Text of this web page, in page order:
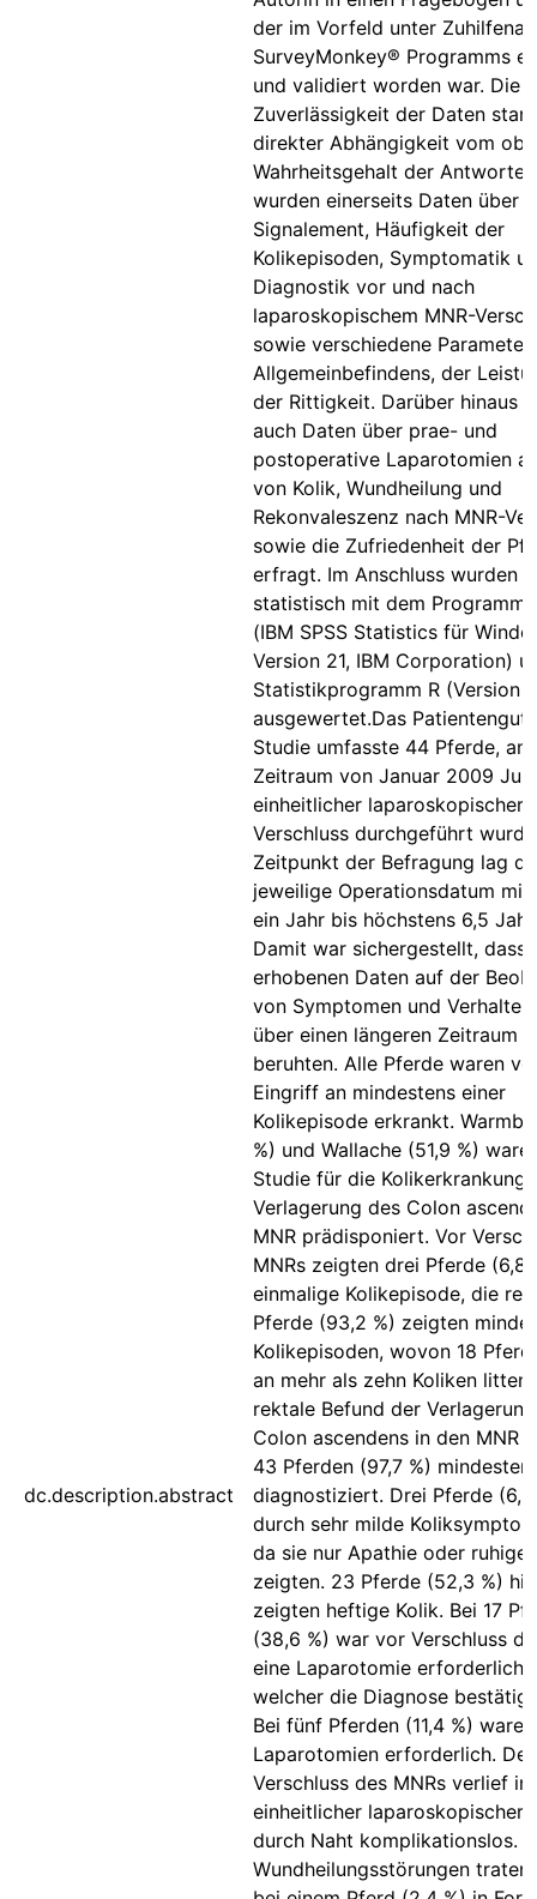
dc.description.abstract
der im Vorfeld unter
SurveyMonkey® Programms
und validiert worden war. Die
Zuverlässigkeit der Daten
direkter Abhängigkeit vom
Wahrheitsgehalt der
wurden einerseits Daten über
Signalement, Häufigkeit der
Kolikepisoden, Symptomatik
Diagnostik vor und nach
laparoskopischem MNR-
sowie verschiedene Parameter
Allgemeinbefindens, der
der Rittigkeit. Darüber hinaus
auch Daten über prae- und
postoperative Laparotomien
von Kolik, Wundheilung und
Rekonvaleszenz nach MNR-
sowie die Zufriedenheit der
erfragt. Im Anschluss wurden
statistisch mit dem Programm
(IBM SPSS Statistics für
Version 21, IBM Corporation)
Statistikprogramm R (Version
ausgewertet.Das Patientengut
Studie umfasste 44 Pferde, an
Zeitraum von Januar 2009
einheitlicher laparoskopischer
Verschluss durchgeführt
Zeitpunkt der Befragung lag
jeweilige Operationsdatum
ein Jahr bis höchstens 6,5
Damit war sichergestellt, dass
erhobenen Daten auf der
von Symptomen und
über einen längeren Zeitraum
beruhten. Alle Pferde waren
Eingriff an mindestens einer
Kolikepisode erkrankt.
%) und Wallache (51,9 %)
Studie für die Kolikerkrankung
Verlagerung des Colon
MNR prädisponiert. Vor
MNRs zeigten drei Pferde (6,8
einmalige Kolikepisode, die
Pferde (93,2 %) zeigten
Kolikepisoden, wovon 18
an mehr als zehn Koliken
rektale Befund der
Colon ascendens in den MNR
43 Pferden (97,7 %)
diagnostiziert. Drei Pferde
durch sehr milde
da sie nur Apathie oder
zeigten. 23 Pferde (52,3 %)
zeigten heftige Kolik. Bei 17
(38,6 %) war vor Verschluss
eine Laparotomie erforderlich,
welcher die Diagnose
Bei fünf Pferden (11,4 %)
Laparotomien erforderlich. Der
Verschluss des MNRs verlief in
einheitlicher laparoskopischer
durch Naht komplikationslos.
Wundheilungsstörungen